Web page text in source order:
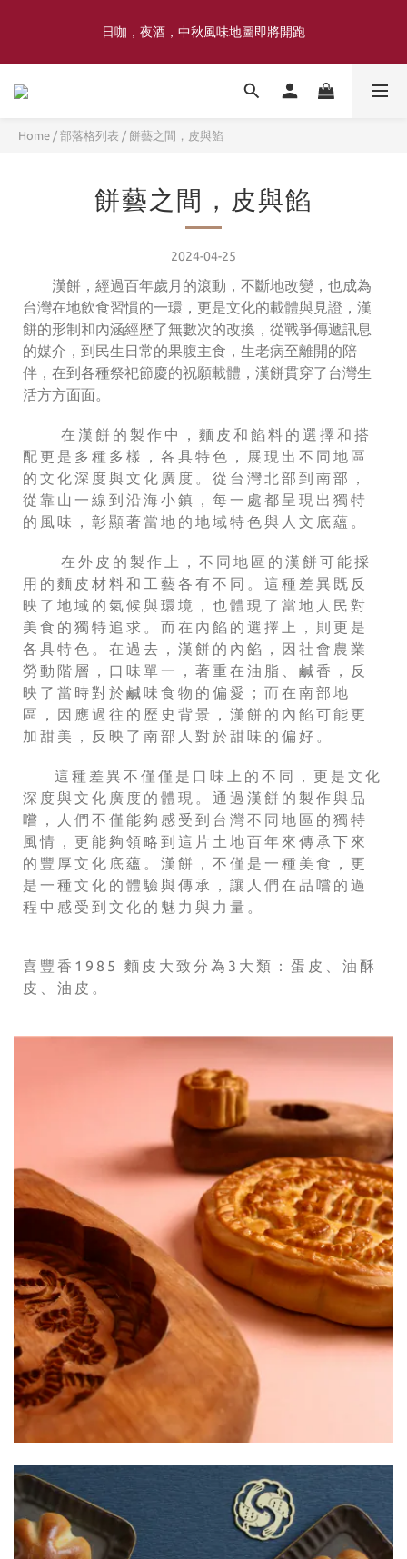
限定
日咖，夜酒，中秋風味地圖即將開跑
喜豐香1985 × 薑薑小姐花藝工作室｜登記日系列 手捧花｜5月–7月
Home / 部落格列表 / 餅藝之間，皮與餡
餅藝之間，皮與餡
2024-04-25
漢餅，經過百年歲月的滾動，不斷地改變，也成為
台灣在地飲食習慣的一環，更是文化的載體與見證，漢
餅的形制和內涵經歷了無數次的改換，從戰爭傳遞訊息
的媒介，到民生日常的果腹主食，生老病至離開的陪
伴，在到各種祭祀節慶的祝願載體，漢餅貫穿了台灣生
活方方面面。
在漢餅的製作中，麵皮和餡料的選擇和搭
配更是多種多樣，各具特色，展現出不同地區
的文化深度與文化廣度。從台灣北部到南部，
從靠山一線到沿海小鎮，每一處都呈現出獨特
的風味，彰顯著當地的地域特色與人文底蘊。
在外皮的製作上，不同地區的漢餅可能採
用的麵皮材料和工藝各有不同。這種差異既反
映了地域的氣候與環境，也體現了當地人民對
美食的獨特追求。而在內餡的選擇上，則更是
各具特色。在過去，漢餅的內餡，因社會農業
勞動階層，口味單一，著重在油脂、鹹香，反
映了當時對於鹹味食物的偏愛；而在南部地
區，因應過往的歷史背景，漢餅的內餡可能更
加甜美，反映了南部人對於甜味的偏好。
這種差異不僅僅是口味上的不同，更是文化
深度與文化廣度的體現。通過漢餅的製作與品
嚐，人們不僅能夠感受到台灣不同地區的獨特
風情，更能夠領略到這片土地百年來傳承下來
的豐厚文化底蘊。漢餅，不僅是一種美食，更
是一種文化的體驗與傳承，讓人們在品嚐的過
程中感受到文化的魅力與力量。
喜豐香1985 麵皮大致分為3大類：蛋皮、油酥
皮、油皮。